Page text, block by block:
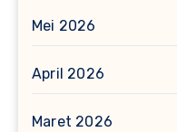
Mei 2026
April 2026
Maret 2026